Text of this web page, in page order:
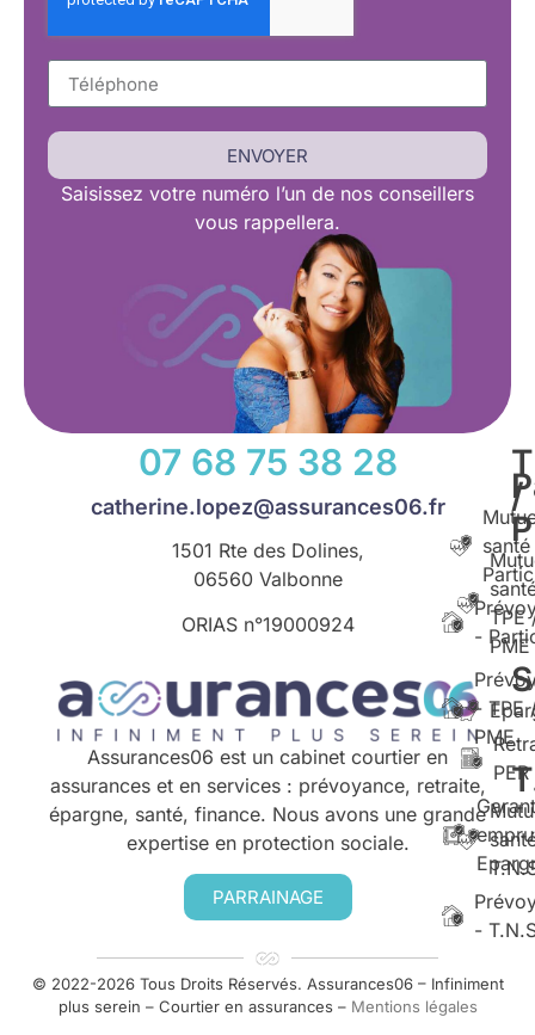
ENVOYER
Saisissez votre numéro l’un de nos conseillers
vous rappellera.
07 68 75 38 28
catherine.lopez@assurances06.fr
1501 Rte des Dolines,
06560 Valbonne
ORIAS n°19000924
Assurances06 est un cabinet courtier en
assurances et en services : prévoyance, retraite,
épargne, santé, finance. Nous avons une grande
expertise en protection sociale.
PARRAINAGE
/
TPE
PME
- TPE
PME
-
-
PER
© 2022-2026 Tous Droits Réservés. Assurances06 – Infiniment
plus serein – Courtier en assurances – Mentions légales